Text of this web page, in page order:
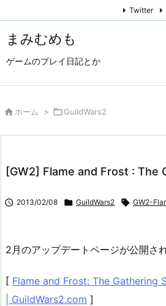
まみむめも
ゲームのプレイ日記とか
Twitter
 ホーム > GuildWars2
[GW2] Flame and Frost : The
 2013/02/08  GuildWars2  GW2-
2月のアップデートページが公開さ
[ Flame and Frost: The Gathering
| GuildWars2.com ]